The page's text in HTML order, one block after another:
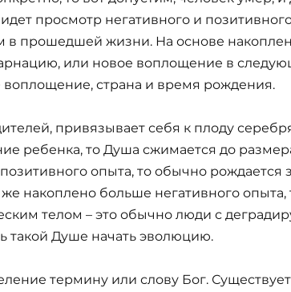
просмотр негативного и
в прошедшей жизни. На основе
или новое воплощение в
воплощение, страна и время рождения.
привязывает себя к плоду
ребенка, то Душа сжимается до
опыта, то обычно рождается
накоплено больше негативного опыта,
телом – это обычно люди с
такой Душе начать эволюцию.
термину или слову Бог.